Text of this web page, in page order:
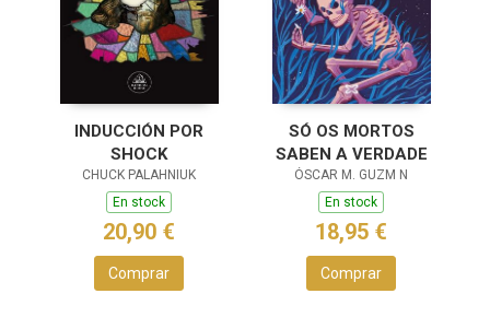
INDUCCIÓN POR
SHOCK
CHUCK PALAHNIUK
En stock
20,90 €
Comprar
SÓ OS MORTOS
SABEN A VERDADE
ÓSCAR M. GUZM N
En stock
18,95 €
Comprar